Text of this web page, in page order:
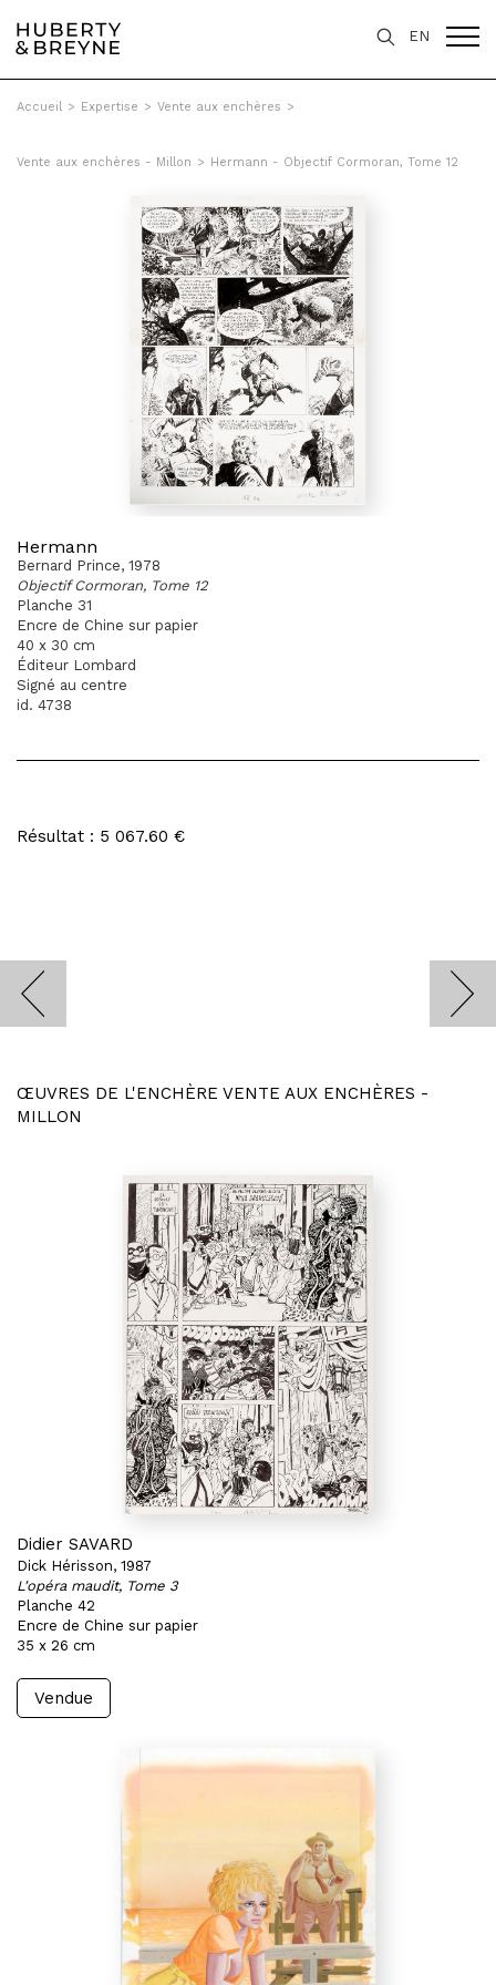
EN
Accueil > Expertise > Vente aux enchères >
Vente aux enchères - Millon > Hermann - Objectif Cormoran, Tome 12
Hermann
Bernard Prince, 1978
Objectif Cormoran, Tome 12
Planche 31
Encre de Chine sur papier
40 x 30 cm
Éditeur Lombard
Signé au centre
id. 4738
Résultat : 5 067.60 €
ŒUVRES DE L'ENCHÈRE VENTE AUX ENCHÈRES -
MILLON
Didier SAVARD
Dick Hérisson, 1987
L'opéra maudit, Tome 3
Planche 42
Encre de Chine sur papier
35 x 26 cm
Vendue